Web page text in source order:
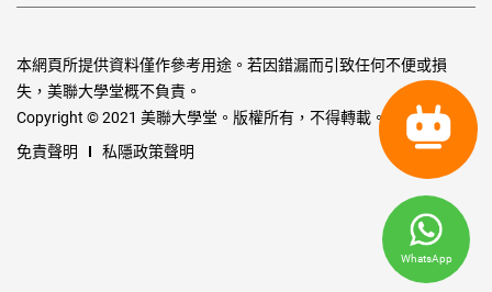
本網頁所提供資料僅作參考用途。若因錯漏而引致任何不便或損
失，美聯大學堂概不負責。
Copyright © 2021 美聯大學堂。版權所有，不得轉載。
免責聲明
私隱政策聲明
WhatsApp